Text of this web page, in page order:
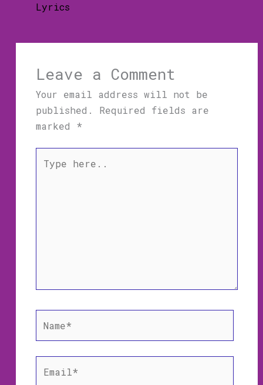
Lyrics
Leave a Comment
Your email address will not be
published.
Required fields are
marked *
here..